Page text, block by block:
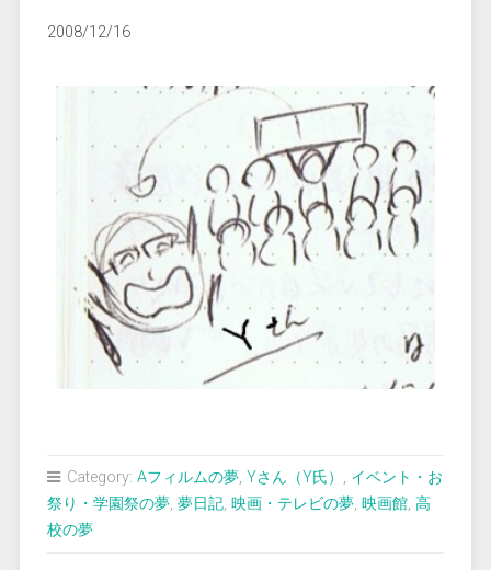
2008/12/16
Category: Aフィルムの夢, Yさん（Y氏） , イベント・お
祭り・学園祭の夢, 夢日記, 映画・テレビの夢, 映画館, 高
校の夢